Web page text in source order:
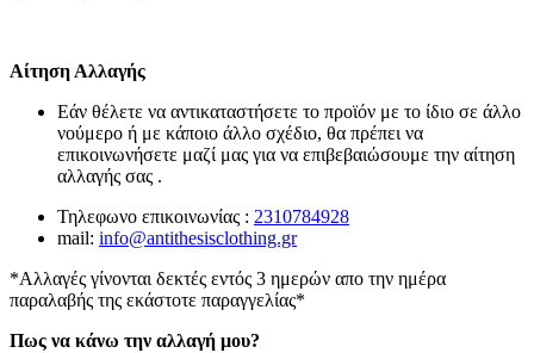
Αίτηση Αλλαγής
Εάν θέλετε να αντικαταστήσετε το προϊόν με το ίδιο σε άλλο
νούμερο ή με κάποιο άλλο σχέδιο, θα πρέπει να
επικοινωνήσετε μαζί μας για να επιβεβαιώσουμε την αίτηση
αλλαγής σας .
Τηλεφωνο επικοινωνίας : 2310784928
mail: info@antithesisclothing.gr
*Αλλαγές γίνονται δεκτές εντός 3 ημερών απο την ημέρα
παραλαβής της εκάστοτε παραγγελίας*
Πως να κάνω την αλλαγή μου?